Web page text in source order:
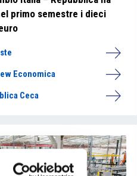
primo semestre i dieci
Economica
Ceca